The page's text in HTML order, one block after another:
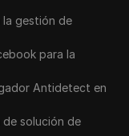
la gestión de
para la
Antidetect en
de solución de